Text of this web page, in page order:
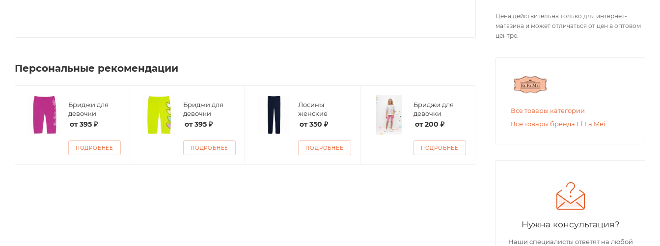
Персональные рекомендации
Бриджи для
девочки
от395 ₽
ПОДРОБНЕЕ
Бриджи для
девочки
от395 ₽
ПОДРОБНЕЕ
Лосины
женские
от350 ₽
ПОДРОБНЕЕ
Бриджи для
девочки
от200 ₽
ПОДРОБНЕЕ
детская
от200 ₽
Цена действительна только для интернет-
магазина и может отличаться от цен в оптовом
центре.
Все товары категории
Все товары бренда El Fa Mei
Нужна консультация?
Наши специалисты ответят на любой